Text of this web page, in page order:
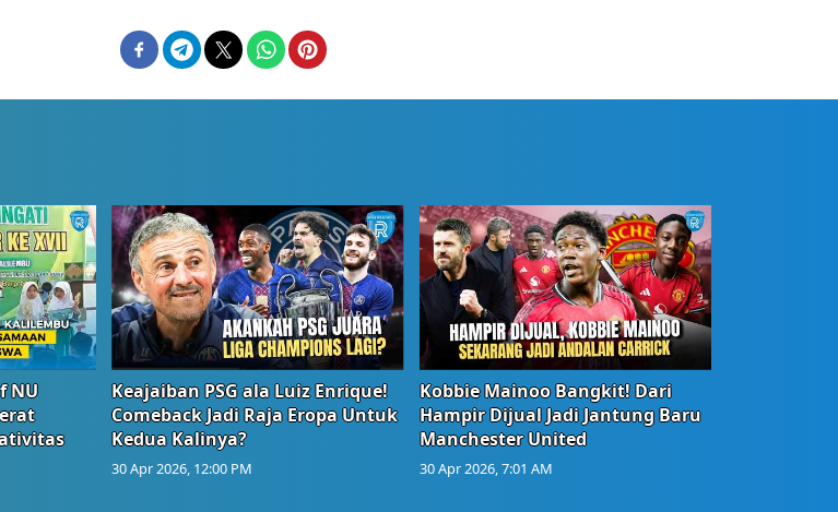
NU
Keajaiban PSG ala Luiz Enrique!
Comeback Jadi Raja Eropa Untuk
Kedua Kalinya?
30 Apr 2026, 12:00 PM
Kobbie Mainoo Bangkit! Dari
Hampir Dijual Jadi Jantung Baru
Manchester United
30 Apr 2026, 7:01 AM